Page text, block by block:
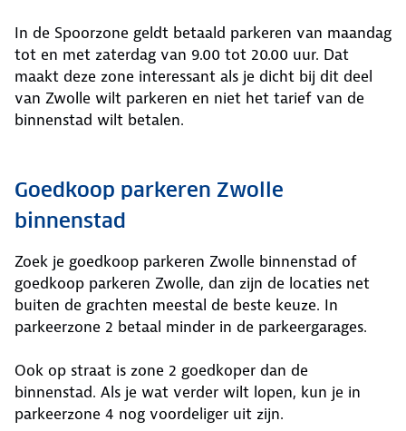
In de Spoorzone geldt betaald parkeren van maandag
tot en met zaterdag van 9.00 tot 20.00 uur. Dat
maakt deze zone interessant als je dicht bij dit deel
van Zwolle wilt parkeren en niet het tarief van de
binnenstad wilt betalen.
Goedkoop parkeren Zwolle
binnenstad
Zoek je goedkoop parkeren Zwolle binnenstad of
goedkoop parkeren Zwolle, dan zijn de locaties net
buiten de grachten meestal de beste keuze. In
parkeerzone 2 betaal minder in de parkeergarages.
Ook op straat is zone 2 goedkoper dan de
binnenstad. Als je wat verder wilt lopen, kun je in
parkeerzone 4 nog voordeliger uit zijn.